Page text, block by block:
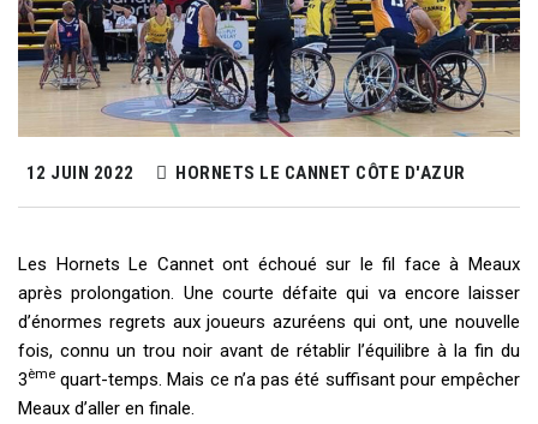
12 JUIN 2022 HORNETS LE CANNET CÔTE D'AZUR
Les Hornets Le Cannet ont échoué sur le fil face à Meaux
après prolongation. Une courte défaite qui va encore laisser
d’énormes regrets aux joueurs azuréens qui ont, une nouvelle
fois, connu un trou noir avant de rétablir l’équilibre à la fin du
3ème quart-temps. Mais ce n’a pas été suffisant pour empêcher
Meaux d’aller en finale.